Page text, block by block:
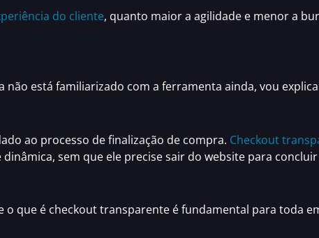
do cliente, quanto maior a agilidade e menor a
não está familiarizado com a ferramenta ainda, vou
ao processo definalização de compra. Checkout
dinâmica, sem que ele precise sair do website para
o que é checkout transparente é fundamental para toda